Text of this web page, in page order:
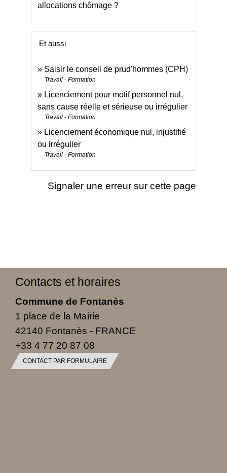
allocations chômage ?
Et aussi
Saisir le conseil de prud'hommes (CPH)
Travail - Formation
Licenciement pour motif personnel nul,
sans cause réelle et sérieuse ou irrégulier
Travail - Formation
Licenciement économique nul, injustifié
ou irrégulier
Travail - Formation
Signaler une erreur sur cette page
Contacts et horaires
Commune de Fontanès
1 place de la Mairie
42140 Fontanès - FRANCE
+33 4 77 20 87 08
CONTACT PAR FORMULAIRE